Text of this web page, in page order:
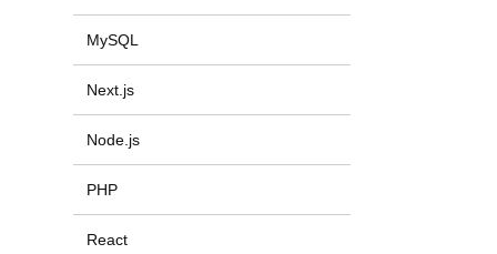
MySQL
Next.js
Node.js
PHP
React